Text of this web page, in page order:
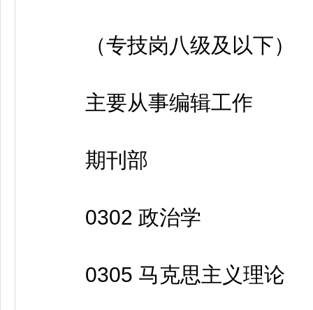
（专技岗八级及以下）
主要从事编辑工作
期刊部
0302 政治学
0305 马克思主义理论